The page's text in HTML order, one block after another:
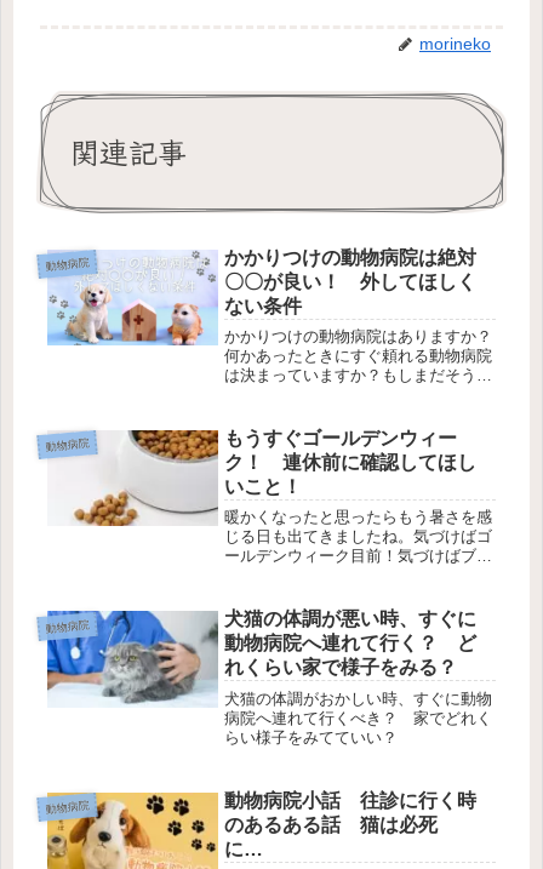
morineko
関連記事
動物病院
かかりつけの動物病院は絶対
〇〇が良い！ 外してほしく
ない条件
かかりつけの動物病院はありますか？
何かあったときにすぐ頼れる動物病院
は決まっていますか？もしまだそうい
ら近い場所で探してください。ずっと
お世話になっている動物病院がある方
も...
動物病院
もうすぐゴールデンウィー
ク！ 連休前に確認してほし
いこと！
暖かくなったと思ったらもう暑さを感
じる日も出てきましたね。気づけばゴ
ールデンウィーク目前！気づけばブロ
や療法食を卸す業者さんも休みになり
ます。よく連休間近になってフードの
注...
動物病院
犬猫の体調が悪い時、すぐに
動物病院へ連れて行く？ ど
れくらい家で様子をみる？
犬猫の体調がおかしい時、すぐに動物
病院へ連れて行くべき？ 家でどれく
らい様子をみてていい？
動物病院
動物病院小話 往診に行く時
のあるある話 猫は必死
に…